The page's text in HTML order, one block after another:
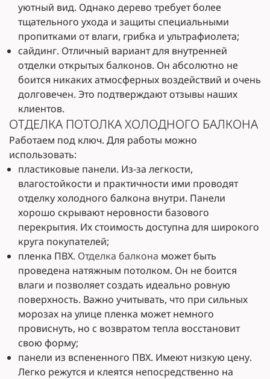
уютный вид. Однако дерево требует более
тщательного ухода и защиты специальными
пропитками от влаги, грибка и ультрафиолета;
сайдинг. Отличный вариант для внутренней
отделки открытых балконов. Он абсолютно не
боится никаких атмосферных воздействий и очень
долговечен. Это подтверждают отзывы наших
клиентов.
ОТДЕЛКА ПОТОЛКА ХОЛОДНОГО БАЛКОНА
Работаем под ключ. Для работы можно
использовать:
пластиковые панели. Из-за легкости,
влагостойкости и практичности ими проводят
отделку холодного балкона внутри. Панели
хорошо скрывают неровности базового
перекрытия. Их стоимость доступна для широкого
круга покупателей;
пленка ПВХ. Отделка балкона может быть
проведена натяжным потолком. Он не боится
влаги и позволяет создать идеально ровную
поверхность. Важно учитывать, что при сильных
морозах на улице пленка может немного
провиснуть, но с возвратом тепла восстановит
свою форму;
панели из вспененного ПВХ. Имеют низкую цену.
Легко режутся и клеятся непосредственно на